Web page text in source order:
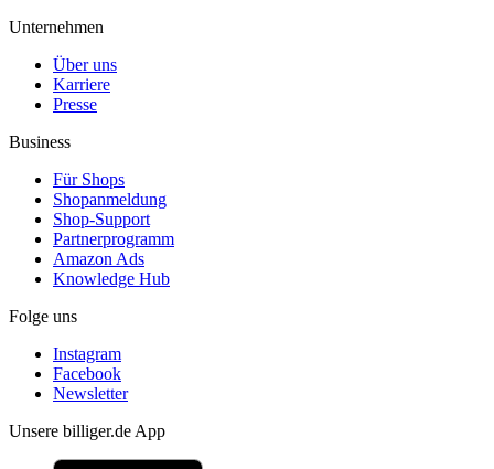
Unternehmen
Über uns
Karriere
Presse
Business
Für Shops
Shopanmeldung
Shop-Support
Partnerprogramm
Amazon Ads
Knowledge Hub
Folge uns
Instagram
Facebook
Newsletter
Unsere billiger.de App